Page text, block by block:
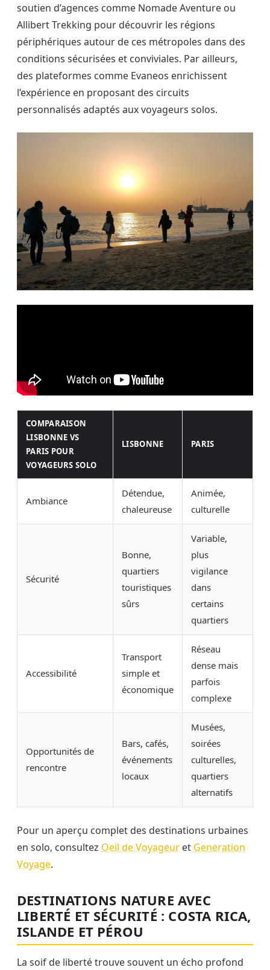
soutien d’agences comme Nomade Aventure ou
Allibert Trekking pour découvrir les régions
périphériques autour de ces métropoles dans des
conditions sécurisées et conviviales. Par ailleurs,
des plateformes comme Evaneos enrichissent
l’expérience en proposant des circuits
personnalisés adaptés aux voyageurs solos.
COMPARAISON
LISBONNE VS
PARIS POUR
VOYAGEURS SOLO
LISBONNE PARIS
Ambiance
Détendue,
chaleureuse
Animée,
culturelle
Sécurité
Bonne,
quartiers
touristiques
sûrs
Variable,
plus
vigilance
dans
certains
quartiers
Accessibilité
Transport
simple et
économique
Réseau
dense mais
parfois
complexe
Opportunités de
rencontre
Bars, cafés,
événements
locaux
Musées,
soirées
culturelles,
quartiers
alternatifs
Pour un aperçu complet des destinations urbaines
en solo, consultez Oeil de Voyageur et Generation
Voyage.
DESTINATIONS NATURE AVEC
LIBERTÉ ET SÉCURITÉ : COSTA RICA,
ISLANDE ET PÉROU
La soif de liberté trouve souvent un écho profond